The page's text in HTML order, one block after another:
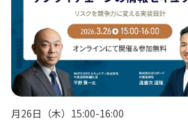
月26日（木）15:00-16:00